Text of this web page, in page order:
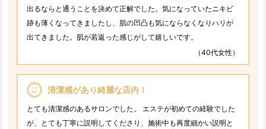
出るならと通うことを決めて正解でした。気になっていたニキビ
跡も薄くなってきましたし、肌の凹凸も気にならなくなりハリが
出てきました。肌が若返った感じがして嬉しいです。
（40代女性）
清潔感があり綺麗な店内！
とても清潔感のあるサロンでした。 エステが初めての経験でした
が、とても丁寧に説明してくださり、施術中も再度細かい説明と